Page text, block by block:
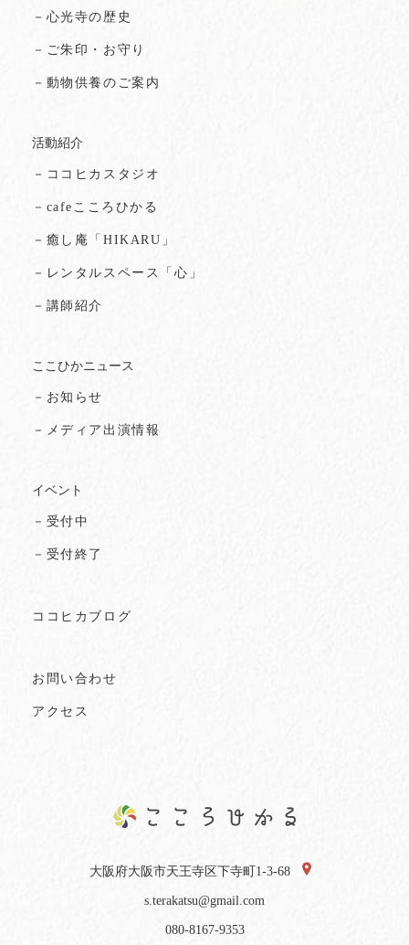
－心光寺の歴史
－ご朱印・お守り
－動物供養のご案内
活動紹介
－ココヒカスタジオ
－cafeこころひかる
－癒し庵「HIKARU」
－レンタルスペース「心」
－講師紹介
ここひかニュース
－お知らせ
－メディア出演情報
イベント
－受付中
－受付終了
ココヒカブログ
お問い合わせ
アクセス
大阪府大阪市天王寺区下寺町1-3-68
s.terakatsu@gmail.com
080-8167-9353